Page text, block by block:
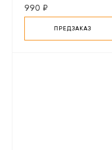
990 ₽
ПРЕДЗАКАЗ